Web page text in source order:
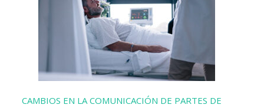
CAMBIOS EN LA COMUNICACIÓN DE PARTES DE